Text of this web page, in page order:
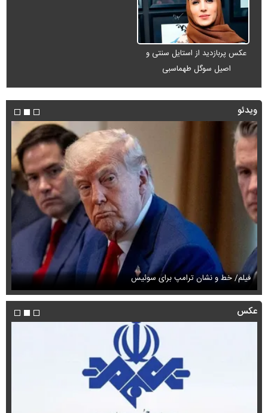
عکس پربازدید از استایل سنتی و
اصیل سوگل طهماسبی
ویدئو
فیلم/ خط و نشان ترامپ برای سوئیس
عکس